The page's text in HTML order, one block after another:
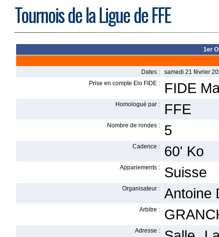
Tournois de la Ligue de FFE
1er
Dates :
samedi 21 février
Prise en compte Elo FIDE :
FIDE
Homologué par : FFE
Nombre de rondes : 5
Cadence : 60' Ko
Appariements : Suisse
Organisateur : Antoine
Arbitre :
Adresse :